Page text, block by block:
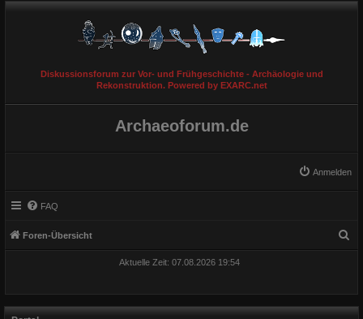
Diskussionsforum zur Vor- und Frühgeschichte - Archäologie und
Rekonstruktion. Powered by EXARC.net
Archaeoforum.de
Anmelden
FAQ
Foren-Übersicht
Aktuelle Zeit: 07.08.2026 19:54